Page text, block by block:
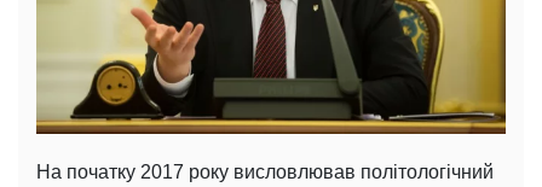
На початку 2017 року висловлював політологічний